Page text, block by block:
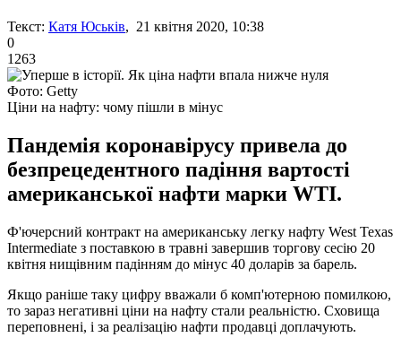
Текст: Катя Юськів, 21 квітня 2020, 10:38
0
1263
Фото: Getty
Ціни на нафту: чому пішли в мінус
Пандемія коронавірусу привела до
безпрецедентного падіння вартості
американської нафти марки WTI.
Ф'ючерсний контракт на американську легку нафту West Texas
Intermediate з поставкою в травні завершив торгову сесію 20
квітня нищівним падінням до мінус 40 доларів за барель.
Якщо раніше таку цифру вважали б комп'ютерною помилкою,
то зараз негативні ціни на нафту стали реальністю. Сховища
переповнені, і за реалізацію нафти продавці доплачують.